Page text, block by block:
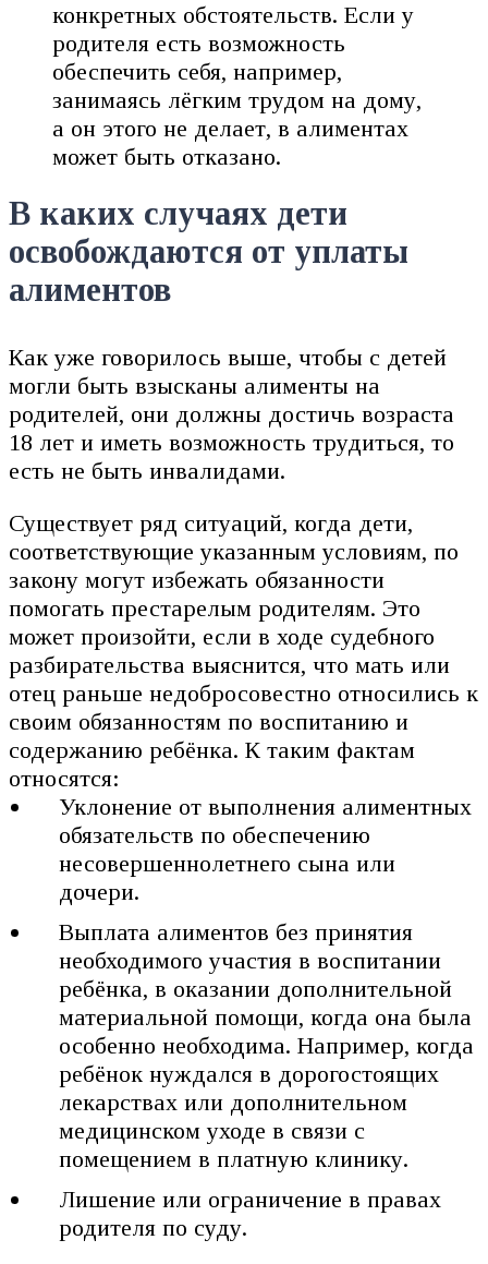
конкретных обстоятельств. Если у
родителя есть возможность
обеспечить себя, например,
занимаясь лёгким трудом на дому,
а он этого не делает, в алиментах
может быть отказано.
В каких случаях дети
освобождаются от уплаты
алиментов
Как уже говорилось выше, чтобы с детей
могли быть взысканы алименты на
родителей, они должны достичь возраста
18 лет и иметь возможность трудиться, то
есть не быть инвалидами.
Существует ряд ситуаций, когда дети,
соответствующие указанным условиям, по
закону могут избежать обязанности
помогать престарелым родителям. Это
может произойти, если в ходе судебного
разбирательства выяснится, что мать или
отец раньше недобросовестно относились к
своим обязанностям по воспитанию и
содержанию ребёнка. К таким фактам
относятся:
Уклонение от выполнения алиментных
обязательств по обеспечению
несовершеннолетнего сына или
дочери.
Выплата алиментов без принятия
необходимого участия в воспитании
ребёнка, в оказании дополнительной
материальной помощи, когда она была
особенно необходима. Например, когда
ребёнок нуждался в дорогостоящих
лекарствах или дополнительном
медицинском уходе в связи с
помещением в платную клинику.
Лишение или ограничение в правах
родителя по суду.